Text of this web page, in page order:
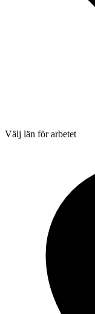
Välj län för arbetet